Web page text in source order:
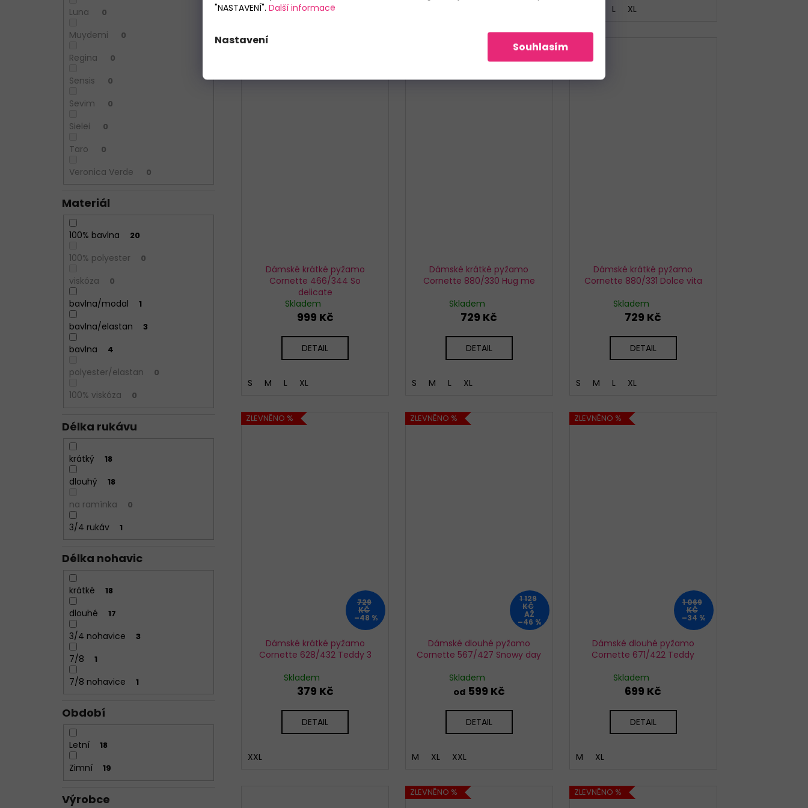
"NASTAVENÍ". Další informace
Nastavení
Souhlasím
Luna 0
Muydemi 0
Regina 0
Sensis 0
Sevim 0
Sielei 0
Taro 0
Veronica Verde 0
Materiál
100% bavlna 20
100% polyester 0
viskóza 0
bavlna/modal 1
bavlna/elastan 3
bavlna 4
polyester/elastan 0
100% viskóza 0
Délka rukávu
krátký 18
dlouhý 18
na ramínka 0
3/4 rukáv 1
Délka nohavic
krátké 18
dlouhé 17
3/4 nohavice 3
7/8 1
7/8 nohavice 1
Období
Letní 18
Zimní 19
Výrobce
S M L XL L XL
3 KS V BALENÍ
Dámské krátké pyžamo
Cornette 466/344 So
delicate
Skladem
999 Kč
DETAIL
S M L XL
Dámské krátké pyžamo
Cornette 880/330 Hug me
Skladem
729 Kč
DETAIL
S M L XL
Dámské krátké pyžamo
Cornette 880/331 Dolce vita
Skladem
729 Kč
DETAIL
S M L XL
ZLEVNĚNO %
729
KČ
–48 %
Dámské krátké pyžamo
Cornette 628/432 Teddy 3
Skladem
379 Kč
DETAIL
XXL
ZLEVNĚNO %
1 129
KČ
AŽ
–46 %
Dámské dlouhé pyžamo
Cornette 567/427 Snowy day
Skladem
od599 Kč
DETAIL
M XL XXL
ZLEVNĚNO %
1 069
KČ
–34 %
Dámské dlouhé pyžamo
Cornette 671/422 Teddy
Skladem
699 Kč
DETAIL
M XL
ZLEVNĚNO % ZLEVNĚNO %